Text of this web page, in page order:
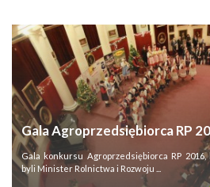
Gala Agroprzedsiębiorca RP
Gala konkursu Agroprzedsiębiorca RP
byli Minister Rolnictwa i Rozwoju ...